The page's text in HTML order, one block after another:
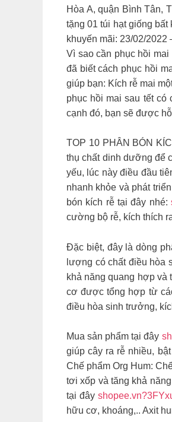
Hòa A, quận Bình Tân,
tặng 01 túi hạt giống
khuyến mãi: 23/02/2022
Vì sao cần phục hồi
đã biết cách phục hồi
giúp bạn: Kích rễ mai
phục hồi mai sau tết có
cạnh đó, bạn sẽ được
TOP 10 PHÂN BÓN
thụ chất dinh dưỡng để
yếu, lúc này điều đầu
nhanh khỏe và phát
bón kích rễ tại đây nhé:
cường bộ rễ, kích thích
Đặc biệt, đây là dòng
lượng có chất điều hòa
khả năng quang hợp và
cơ được tổng hợp từ
điều hòa sinh trưởng,
Mua sản phẩm tại đây
giúp cây ra rễ nhiều,
Chế phẩm Org Hum:
tơi xốp và tăng khả
tại đây
hữu cơ, khoáng,.. Axit